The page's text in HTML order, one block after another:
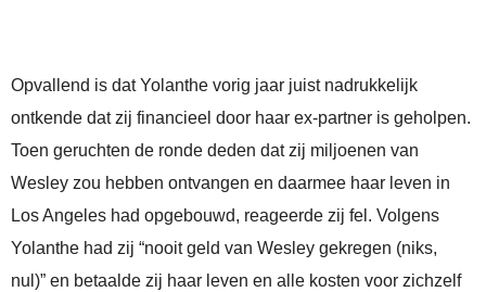
Opvallend is dat Yolanthe vorig jaar juist nadrukkelijk
ontkende dat zij financieel door haar ex-partner is geholpen.
Toen geruchten de ronde deden dat zij miljoenen van
Wesley zou hebben ontvangen en daarmee haar leven in
Los Angeles had opgebouwd, reageerde zij fel. Volgens
Yolanthe had zij “nooit geld van Wesley gekregen (niks,
nul)” en betaalde zij haar leven en alle kosten voor zichzelf